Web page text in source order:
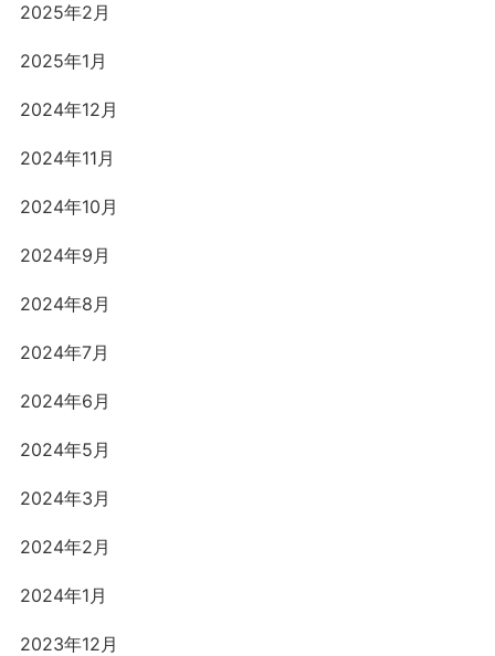
2025年2月
2025年1月
2024年12月
2024年11月
2024年10月
2024年9月
2024年8月
2024年7月
2024年6月
2024年5月
2024年3月
2024年2月
2024年1月
2023年12月